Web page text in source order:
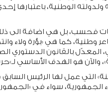
الوطنية، باعتبارها
فحسب، بل هي اضافة الى
وطنية، كما هي «بؤرة ولاء
التي عمل لها الرئيس